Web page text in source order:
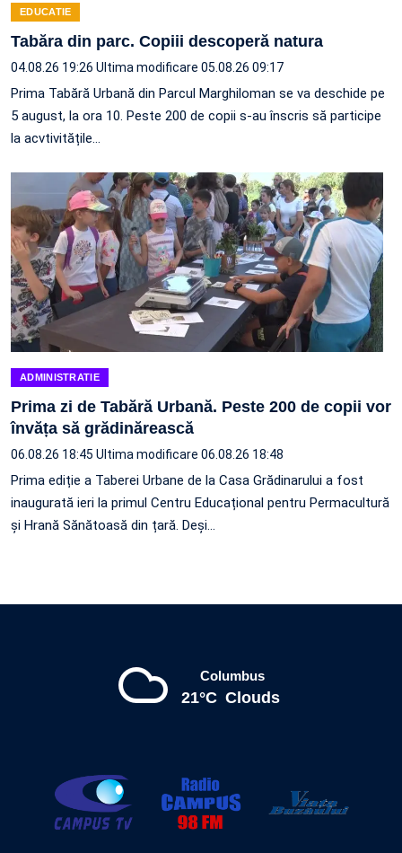
EDUCATIE
Tabăra din parc. Copiii descoperă natura
04.08.26 19:26 Ultima modificare 05.08.26 09:17
Prima Tabără Urbană din Parcul Marghiloman se va deschide pe
5 august, la ora 10. Peste 200 de copii s-au înscris să participe
la acvtivitățile…
ADMINISTRATIE
Prima zi de Tabără Urbană. Peste 200 de copii vor
învăța să grădinărească
06.08.26 18:45 Ultima modificare 06.08.26 18:48
Prima ediție a Taberei Urbane de la Casa Grădinarului a fost
inaugurată ieri la primul Centru Educațional pentru Permacultură
și Hrană Sănătoasă din țară. Deși…
Columbus
21°C Clouds